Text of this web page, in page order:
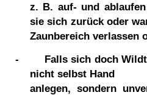
z. B. auf- und
sie sich zurück oder
Zaunbereich verlassen
-
Falls sich doch
nicht selbst Hand
anlegen, sondern